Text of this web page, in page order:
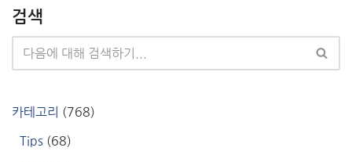
검색
카테고리 (768)
Tips (68)